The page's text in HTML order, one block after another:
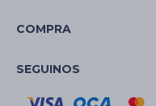
COMPRA
SEGUINOS